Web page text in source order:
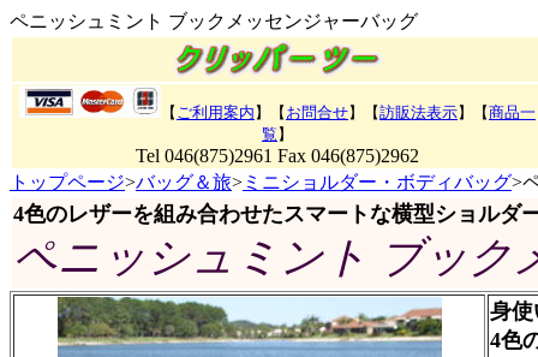
ペニッシュミント ブックメッセンジャーバッグ
【 ご利用案内 】【 お問合せ】【訪販法表示】 【商品一
覧 】
Tel 046(875)2961 Fax 046(875)2962
トップページ>バッグ＆旅> ミニショルダー・ボディバッグ>
4色のレザーを組み合わせたスマートな横型ショルダ
ペニッシュミント ブック
身使
4色